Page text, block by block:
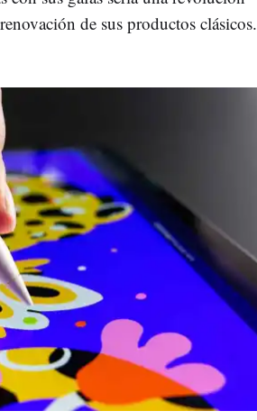
de sus productos clásicos.